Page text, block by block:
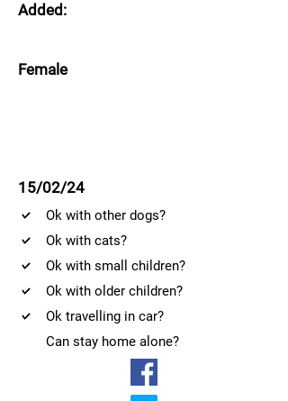
Added:
Female
15/02/24
Ok with other dogs?
Ok with cats?
Ok with small children?
Ok with older children?
Ok travelling in car?
Can stay home alone?